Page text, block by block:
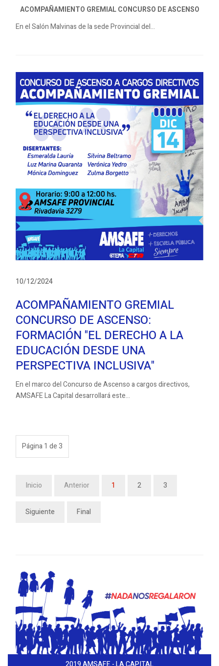
ACOMPAÑAMIENTO GREMIAL CONCURSO DE ASCENSO
En el Salón Malvinas de la sede Provincial del...
10/12/2024
ACOMPAÑAMIENTO GREMIAL
CONCURSO DE ASCENSO:
FORMACIÓN "EL DERECHO A LA
EDUCACIÓN DESDE UNA
PERSPECTIVA INCLUSIVA"
En el marco del Concurso de Ascenso a cargos directivos,
AMSAFE La Capital desarrollará este...
Página 1 de 3
Inicio Anterior 1 2 3
Siguiente Final